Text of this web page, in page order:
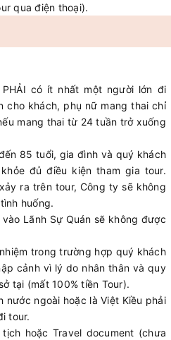
qua điện thoại).
có ít nhất một người lớn đi
cho khách, phụ nữ mang thai chỉ
mang thai từ 24 tuần trở xuống
85 tuổi, gia đình và quý khách
đủ điều kiện tham gia tour.
ra trên tour, Công ty sẽ không
huống.
Lãnh Sự Quán sẽ không được
trong trường hợp quý khách
cảnh vì lý do nhân thân và quy
tại (mất 100% tiền Tour).
nước ngoài hoặc là Việt Kiều phải
tour.
hoặc Travel document (chưa